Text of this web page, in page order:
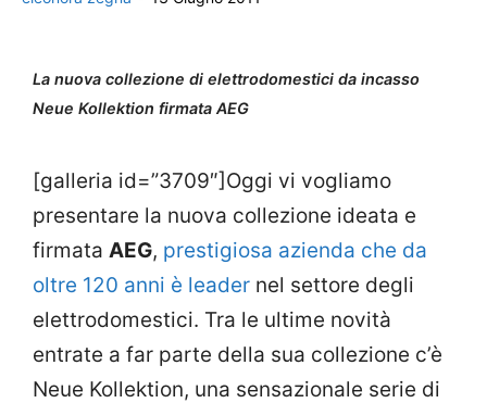
La nuova collezione di elettrodomestici da incasso
Neue Kollektion firmata AEG
[galleria id=”3709″]Oggi vi vogliamo
presentare la nuova collezione ideata e
firmata AEG, prestigiosa azienda che da
oltre 120 anni è leader nel settore degli
elettrodomestici. Tra le ultime novità
entrate a far parte della sua collezione c’è
Neue Kollektion, una sensazionale serie di